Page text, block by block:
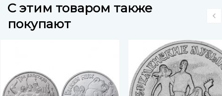
C этим товаром также
покупают